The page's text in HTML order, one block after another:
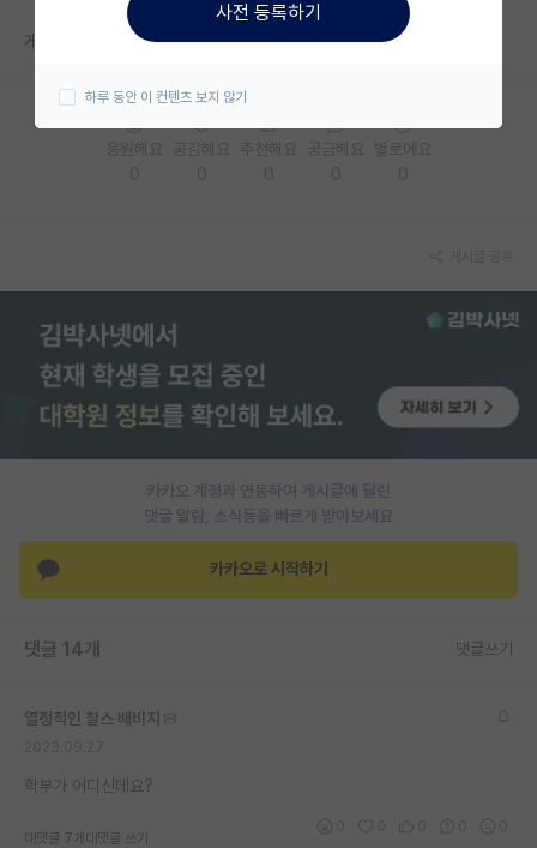
대학원생 모집 게시판
연구실(PI) 홍보 게시판
취업 게시판
임용 후기 게시판
PI 전용 게시판
인문사회 계열 게시판
특수/전문대학원 게시판
학술 정보 게시판
유학교육
게시물 삭제
카카오 계정과 연동하여 게시글에 달린
댓글 알람, 소식등을 빠르게 받아보세요
카카오로 시작하기
댓글 14개 댓글쓰기
열정적인 찰스 배비지
학부가 어디신데요?
대댓글 7개 대댓글 쓰기
사전 등록하기
하루 동안 이 컨텐츠 보지 않기